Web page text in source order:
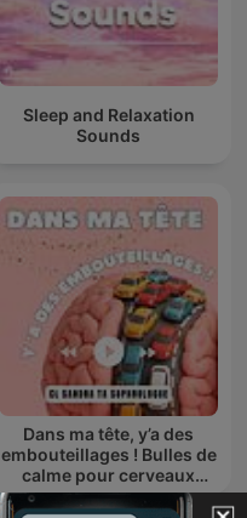
Sleep and Relaxation
Sounds
Dans ma tête, y’a des
embouteillages ! Bulles de
calme pour cerveaux
agités